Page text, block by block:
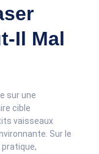
Il Mal
sur une
cible
vaisseaux
Sur le
pratique,